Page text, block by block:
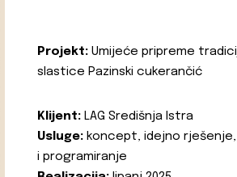
Projekt: Umijeće pripreme
slastice Pazinski cukerančić
Klijent: LAG Središnja Istra
Usluge: koncept, idejno rješenje,
i programiranje